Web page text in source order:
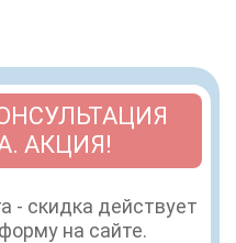
АКЦИЯ!
- скидка действует
на сайте.